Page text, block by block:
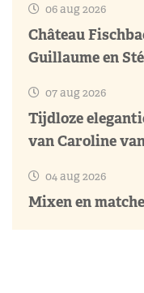
06 aug 2026
Château
Guillaume en
07 aug 2026
Tijdloze
van Caroline
04 aug 2026
Mixen en